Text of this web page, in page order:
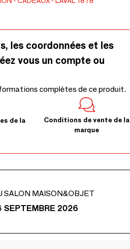
les coordonnées et les
vous un compte ou
complètes de ce produit.
de la
Conditions de vente de la
marque
SALON MAISON&OBJET
SEPTEMBRE 2026